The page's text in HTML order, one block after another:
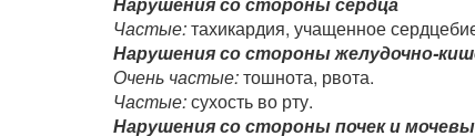
Частые:тахикардия, учащенное
Нарушения со стороны желудочно-
Очень частые:тошнота, рвота.
Частые:сухость во рту.
Нарушения со стороны почек и